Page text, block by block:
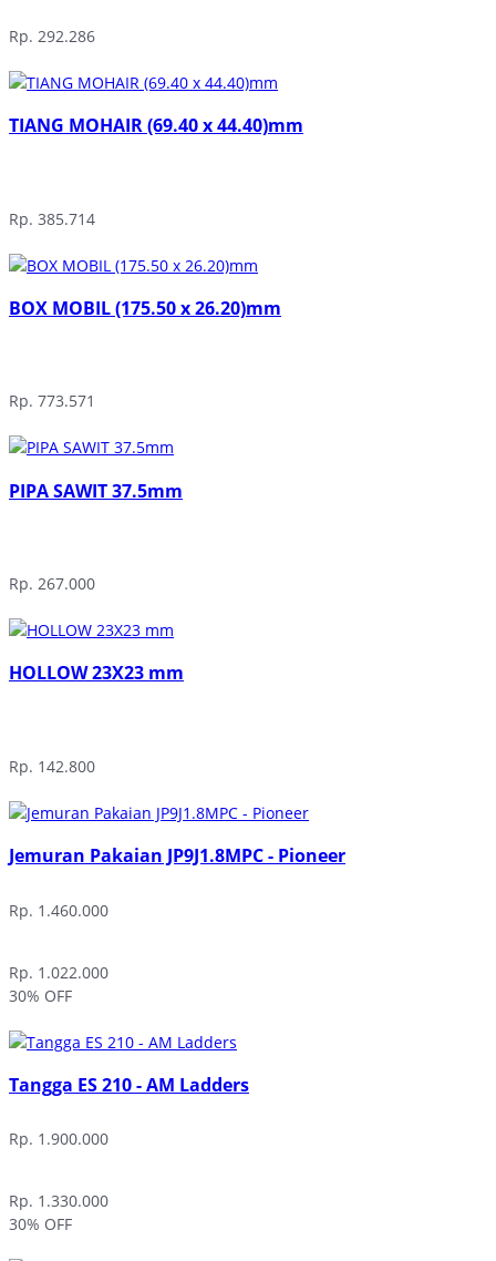
Rp. 292.286
TIANG MOHAIR (69.40 x 44.40)mm
Rp. 385.714
BOX MOBIL (175.50 x 26.20)mm
Rp. 773.571
PIPA SAWIT 37.5mm
Rp. 267.000
HOLLOW 23X23 mm
Rp. 142.800
Jemuran Pakaian JP9J1.8MPC - Pioneer
Rp. 1.460.000
Rp. 1.022.000
30% OFF
Tangga ES 210 - AM Ladders
Rp. 1.900.000
Rp. 1.330.000
30% OFF